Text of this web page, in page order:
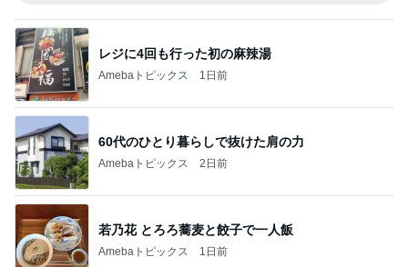
レジに4回も行った初の麻辣湯
Amebaトピックス 1日前
60代のひとり暮らしで抜けた肩の力
Amebaトピックス 2日前
若乃花 とろろ蕎麦と餃子で一人飯
Amebaトピックス 1日前